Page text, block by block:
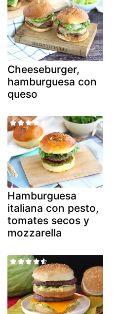
Cheeseburger,
hamburguesa con
queso
Hamburguesa
italiana con pesto,
tomates secos y
mozzarella